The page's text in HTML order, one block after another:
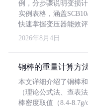
例，分步骤说明变损
实例表格，涵盖
快速掌握变压器能效评
2026年8月4日
铜棒的重量计算方
本文详细介绍了铜棒
（理论公式法、查表
棒密度取值（8.4-